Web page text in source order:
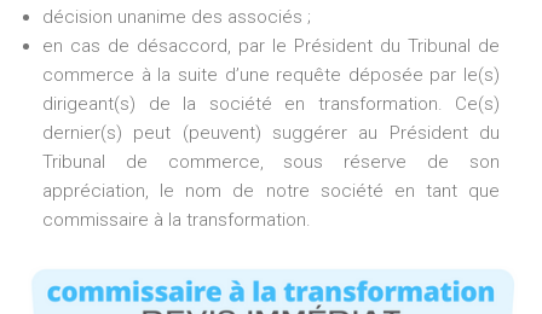
décision unanime des associés ;
en cas de désaccord, par le Président du Tribunal de
commerce à la suite d’une requête déposée par le(s)
dirigeant(s) de la société en transformation. Ce(s)
dernier(s) peut (peuvent) suggérer au Président du
Tribunal de commerce, sous réserve de son
appréciation, le nom de notre société en tant que
commissaire à la transformation.